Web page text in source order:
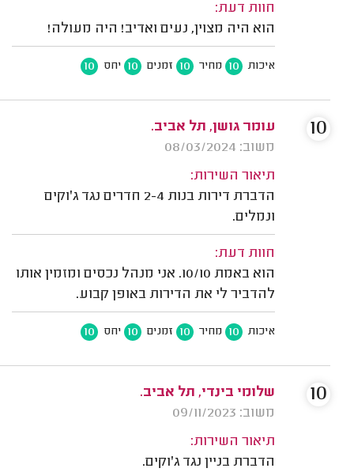
חוות דעת:
הוא היה מצוין, נעים ואדיב! היה מעולה!
איכות 10 מחיר 10 זמנים 10 יחס 10
עומר גושן, תל אביב.
משוב: 08/03/2024
תיאור השירות:
הדברת דירות בנות 2-4 חדרים נגד ג'וקים
ונמלים.
חוות דעת:
הוא באמת 10/10. אני מנהל נכסים ומזמין אותו
להדביר לי את הדירות באופן קבוע.
איכות 10 מחיר 10 זמנים 10 יחס 10
10
שלומי בינדי, תל אביב.
משוב: 09/11/2023
תיאור השירות:
הדברת בניין נגד ג'וקים.
10